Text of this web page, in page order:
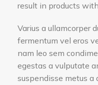
result in products
Varius a ullamcorper
fermentum vel eros
nam leo sem
egestas a vulputate
suspendisse metus a